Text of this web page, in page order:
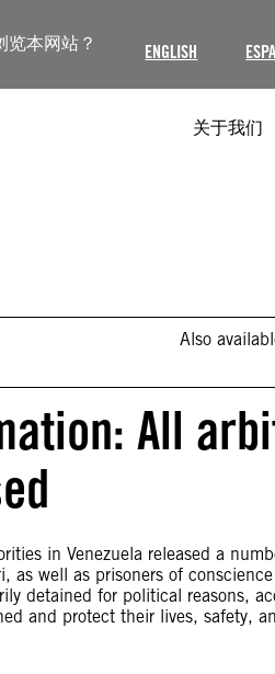
览本网站？ ENGLISH
关于我们
Also
All
in Venezuela released a
well as prisoners of
detained for political reasons,
and protect their lives, safety,